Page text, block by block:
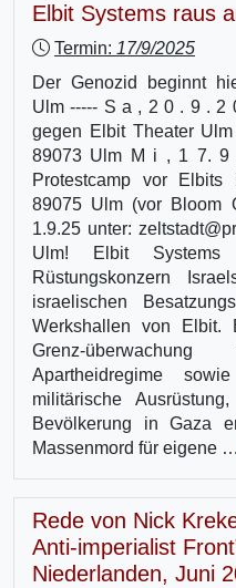
Elbit Systems raus
Termin: 17/9/2025
Der Genozid beginnt
Ulm ----- S a , 2 0 . 9 .
gegen Elbit Theater
89073 Ulm M i , 1 7.
Protestcamp vor
89075 Ulm (vor Bloom
1.9.25 unter:
Ulm! Elbit
Rüstungskonzern
israelischen
Werkshallen von Elbit.
Grenz-
Apartheidregime
militärische
Bevölkerung in Gaza
Massenmord für eigene …
Rede von Nick
Anti-imperialist
Niederlanden, Juni